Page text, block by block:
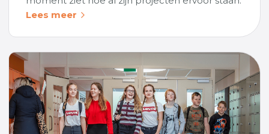
Lees meer